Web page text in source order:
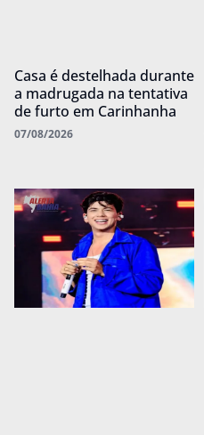
Casa é destelhada durante
a madrugada na tentativa
de furto em Carinhanha
07/08/2026